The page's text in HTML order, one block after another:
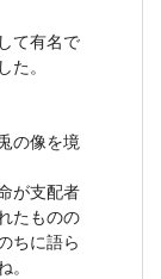
て有名で
。
の像を境
が支配者
たものの
ちに語ら